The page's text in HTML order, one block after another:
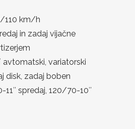
110 km/h
in zadaj vijačne
avtomatski, variatorski
disk, zadaj boben
11″ spredaj, 120/70-10″